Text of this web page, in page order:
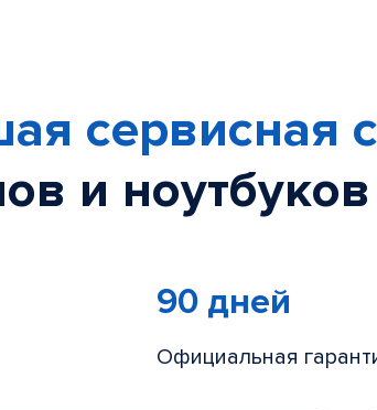
сервисная
и
90 дней
Официальная